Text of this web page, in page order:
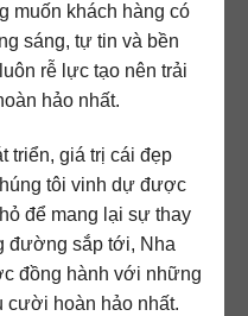
muốn khách hàng có
sáng, tự tin và bền
rễ lực tạo nên trải
hảo nhất.
triển, giá trị cái đẹp
tôi vinh dự được
để mang lại sự thay
đường sắp tới, Nha
đồng hành với những
cười hoàn hảo nhất.